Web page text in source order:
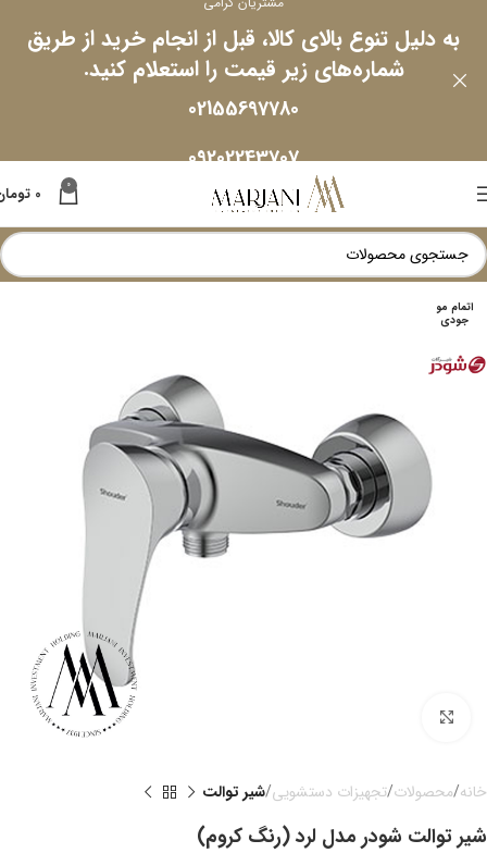
0
0
اتمام مو
جودی
خانه محصولات تجهیزات دستشویی شیر توالت
شیر توالت شودر مدل لرد (رنگ کروم)
به دلیل تنوع بالای کالا، قبل از انجام خرید از طریق
شماره‌های زیر قیمت را استعلام کنید.
02155697780
09202243707